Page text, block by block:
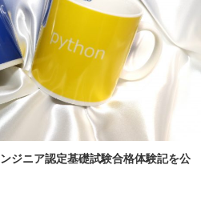
ジニア認定基礎試験合格体験記を公